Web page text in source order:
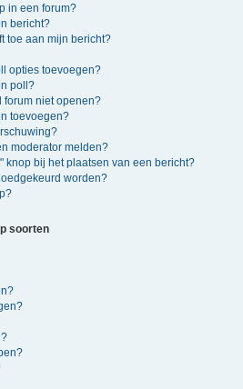
in een forum?
bericht?
toe aan mijn bericht?
opties toevoegen?
poll?
forum niet openen?
toevoegen?
moderator melden?
knop bij het plaatsen van een bericht?
worden?
soorten